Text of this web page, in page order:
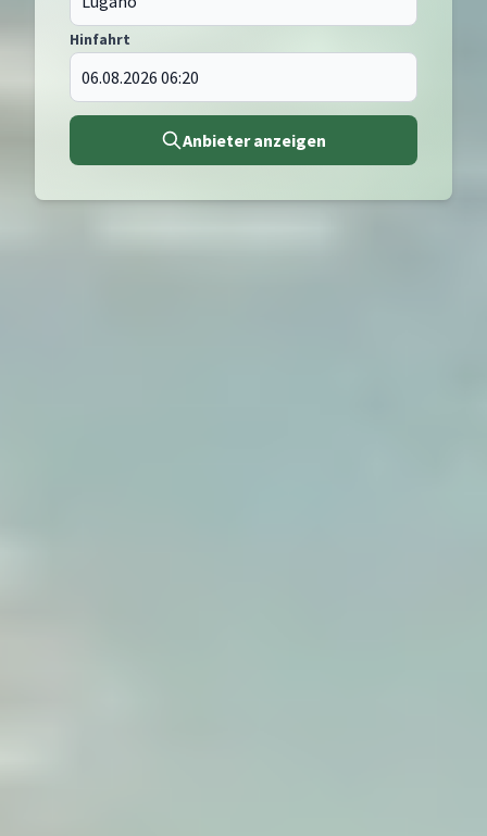
Hinfahrt
Anbieter anzeigen